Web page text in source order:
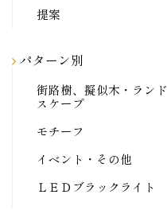
提案
パターン別
街路樹、擬似木・ランド
スケープ
モチーフ
イベント・その他
ＬＥＤブラックライト